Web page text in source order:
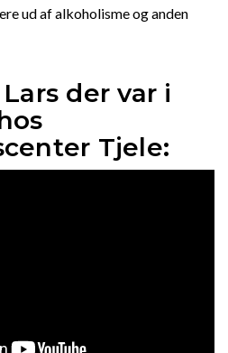
ud af alkoholisme og anden
der var i
Tjele: